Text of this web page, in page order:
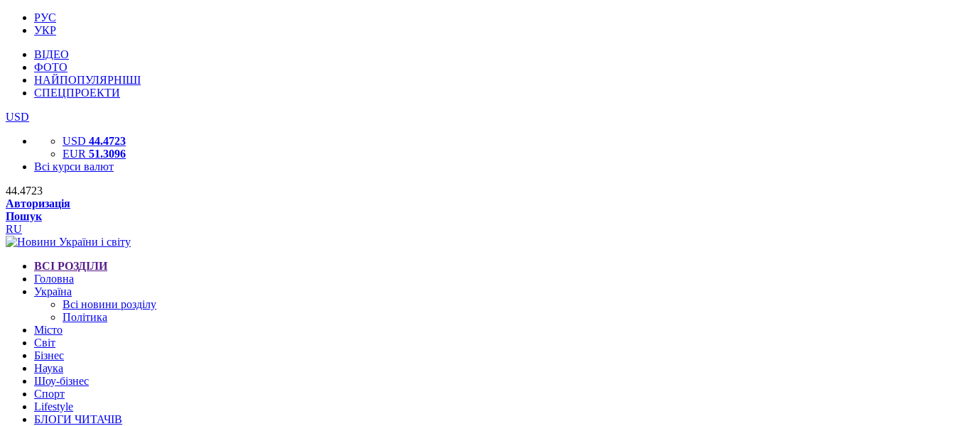
РУС
УКР
ВІДЕО
ФОТО
НАЙПОПУЛЯРНІШІ
СПЕЦПРОЕКТИ
USD
USD 44.4723
EUR 51.3096
Всі курси валют
44.4723
Авторизація
Пошук
RU
ВСІ РОЗДІЛИ
Головна
Україна
Всі новини розділу
Політика
Місто
Світ
Бізнес
Наука
Шоу-бізнес
Спорт
Lifestyle
БЛОГИ ЧИТАЧІВ